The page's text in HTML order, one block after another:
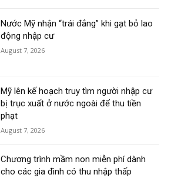
Nước Mỹ nhận “trái đắng” khi gạt bỏ lao
động nhập cư
August 7, 2026
Mỹ lên kế hoạch truy tìm người nhập cư
bị trục xuất ở nước ngoài để thu tiền
phạt
August 7, 2026
Chương trình mầm non miễn phí dành
cho các gia đình có thu nhập thấp